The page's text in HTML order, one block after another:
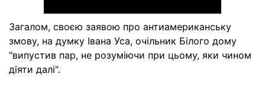
Загалом, своєю заявою про антиамериканську
змову, на думку Івана Уса, очільник Білого дому
"випустив пар, не розуміючи при цьому, яки чином
діяти далі".